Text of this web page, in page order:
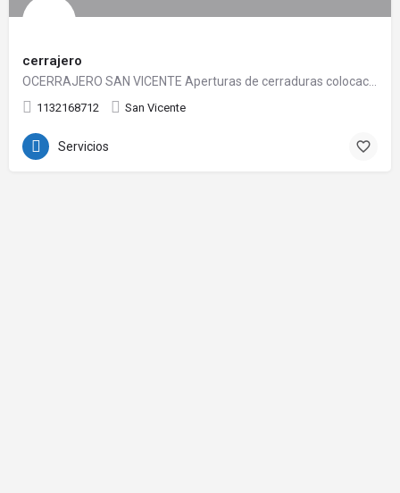
cerrajero
1132168712 San Vicente
Servicios